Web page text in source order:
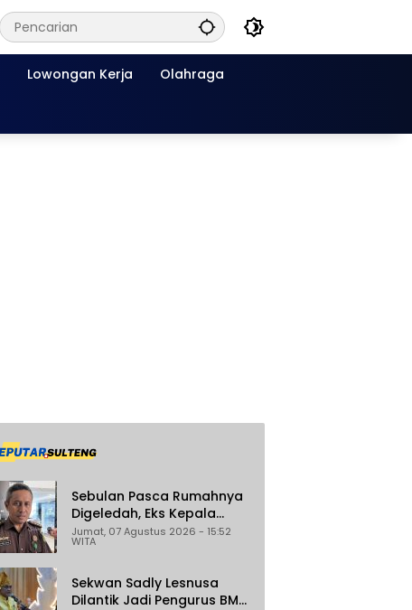
Lowongan Kerja Olahraga
Sebulan Pasca Rumahnya
Digeledah, Eks Kepala
Bapenda Donggala Jadi
Tersangka Dugaan
Pertambangan
Jumat, 07 Agustus 2026 - 15:52
WITA
Sekwan Sadly Lesnusa
Dilantik Jadi Pengurus BMA